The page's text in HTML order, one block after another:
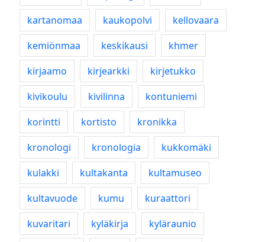
kartanomaa
kaukopolvi
kellovaara
kemiönmaa
keskikausi
khmer
kirjaamo
kirjearkki
kirjetukko
kivikoulu
kivilinna
kontuniemi
korintti
kortisto
kronikka
kronologi
kronologia
kukkomäki
kulakki
kultakanta
kultamuseo
kultavuode
kumu
kuraattori
kuvaritari
kyläkirja
kyläraunio